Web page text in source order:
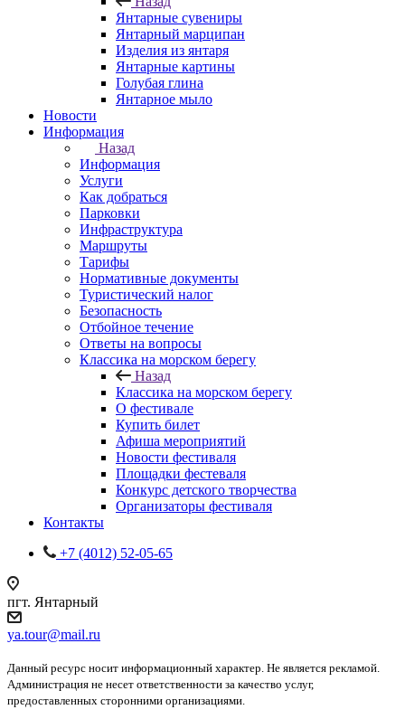
Янтарные сувениры
Янтарный марципан
Изделия из янтаря
Янтарные картины
Голубая глина
Янтарное мыло
Новости
Информация
Назад
Информация
Услуги
Как добраться
Парковки
Инфраструктура
Маршруты
Тарифы
Нормативные документы
Туристический налог
Безопасность
Отбойное течение
Ответы на вопросы
Классика на морском берегу
Назад
Классика на морском берегу
О фестивале
Купить билет
Афиша мероприятий
Новости фестиваля
Площадки фестеваля
Конкурс детского творчества
Организаторы фестиваля
Контакты
+7 (4012) 52-05-65
пгт. Янтарный
ya.tour@mail.ru
Данный ресурс носит информационный характер. Не является рекламой.
Администрация не несет ответственности за качество услуг,
предоставленных сторонними организациями.